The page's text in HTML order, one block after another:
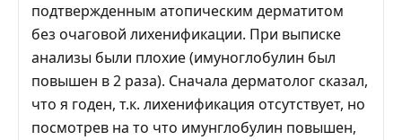
подтвержденным атопическим дерматитом
без очаговой лихенификации. При выписке
анализы были плохие (имуноглобулин был
повышен в 2 раза). Сначала дерматолог сказал,
что я годен, т.к. лихенификация отсутствует, но
посмотрев на то что имунглобулин повышен,